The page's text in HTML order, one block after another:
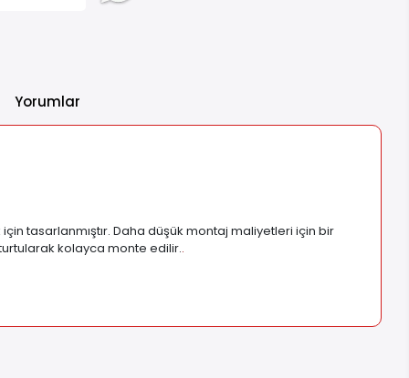
Yorumlar
için tasarlanmıştır. Daha düşük montaj maliyetleri için bir
kolayca monte edilir..